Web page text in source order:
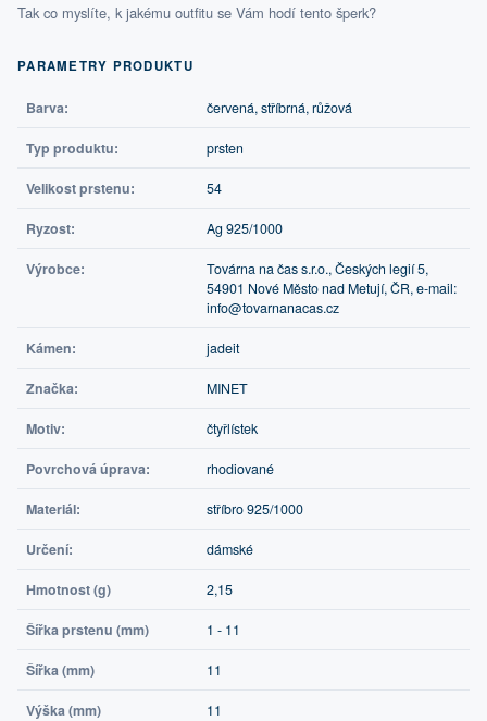
Tak co myslíte, k jakému outfitu se Vám hodí tento šperk?
PARAMETRY PRODUKTU
Barva: červená, stříbrná, růžová
Typ produktu: prsten
Velikost prstenu: 54
Ryzost: Ag 925/1000
Výrobce:
Továrna na čas s.r.o., Českých legií 5,
54901 Nové Město nad Metují, ČR, e-mail:
info@tovarnanacas.cz
Kámen: jadeit
Značka: MINET
Motiv: čtyřlístek
Povrchová úprava: rhodiované
Materiál: stříbro 925/1000
Určení: dámské
Hmotnost (g) 2,15
Šířka prstenu (mm) 1 - 11
Šířka (mm) 11
Výška (mm) 11